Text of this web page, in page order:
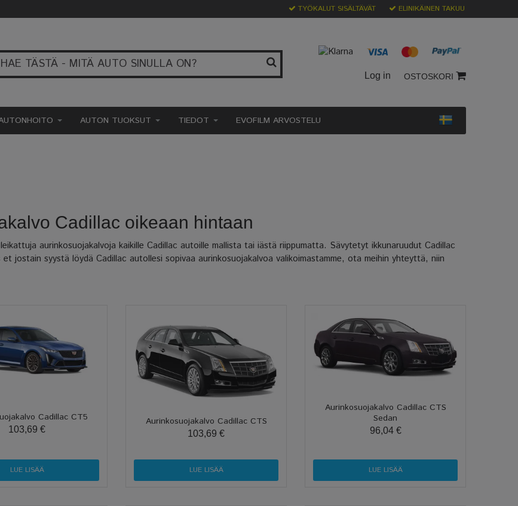
TYÖKALUT SISÄLTÄVÄT ELINIKÄINEN TAKUU
Log in OSTOSKORI
AUTON TUOKSUT TIEDOT EVOFILM ARVOSTELU
Cadillac oikeaan hintaan
aurinkosuojakalvoja kaikille Cadillac autoille mallista tai iästä riippumatta. Sävytetyt ikkunaruudut Cadillac
jostain syystä löydä Cadillac autollesi sopivaa aurinkosuojakalvoa valikoimastamme, ota meihin yhteyttä, niin
Cadillac CT5
103,69 €
LUE LISÄÄ
Aurinkosuojakalvo Cadillac CTS
103,69 €
LUE LISÄÄ
Aurinkosuojakalvo Cadillac CTS
Sedan
96,04 €
LUE LISÄÄ